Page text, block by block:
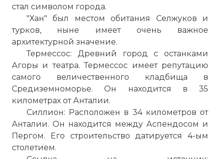
стал символом города.
"Хан" был местом обитания Селжуков и
турков, ныне имеет очень важное
архитектурной значение.
Термессос: Древний город с останками
Агоры и театра. Термессос имеет репутацию
самого величественного кладбища в
Средиземноморье. Он находится в 35
километрах от Анталии.
Силлион: Расположен в 34 километров от
Анталии. Он находится между Аспендосом и
Пергом. Его строительство датируется 4-ым
столетием.